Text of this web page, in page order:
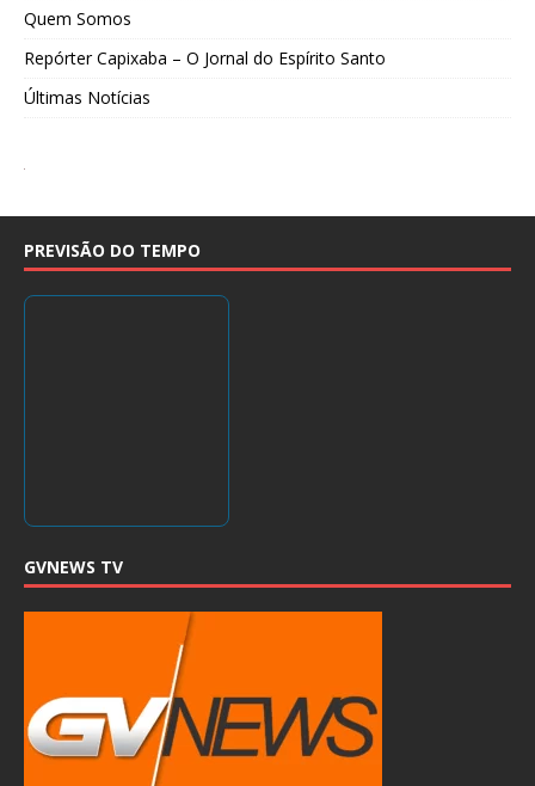
Quem Somos
Repórter Capixaba – O Jornal do Espírito Santo
Últimas Notícias
PREVISÃO DO TEMPO
GVNEWS TV